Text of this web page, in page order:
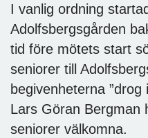
I vanlig ordning
Adolfsbergsgården
tid före mötets start
seniorer till
begivenheterna
Lars Göran Bergman
seniorer välkomna.